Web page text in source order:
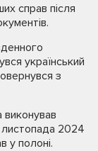
справ після
український
з
виконував
листопада 2024
у полоні.